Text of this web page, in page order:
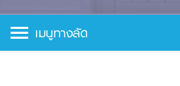
เมนูทางลัด